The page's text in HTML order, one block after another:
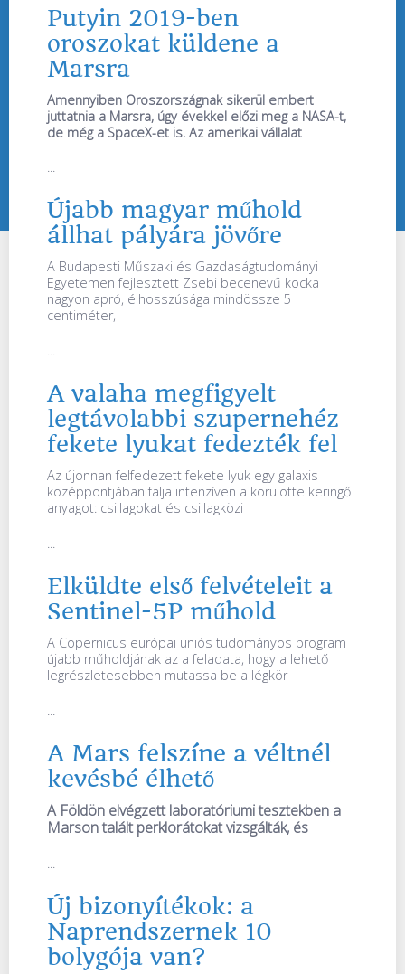
Putyin 2019-ben
oroszokat küldene a
Marsra
Amennyiben Oroszországnak sikerül embert
juttatnia a Marsra, úgy évekkel előzi meg a NASA-t,
de még a SpaceX-et is. Az amerikai vállalat
...
Újabb magyar műhold
állhat pályára jövőre
A Budapesti Műszaki és Gazdaságtudományi
Egyetemen fejlesztett Zsebi becenevű kocka
nagyon apró, élhosszúsága mindössze 5
centiméter,
...
A valaha megfigyelt
legtávolabbi szupernehéz
fekete lyukat fedezték fel
Az újonnan felfedezett fekete lyuk egy galaxis
középpontjában falja intenzíven a körülötte keringő
anyagot: csillagokat és csillagközi
...
Elküldte első felvételeit a
Sentinel-5P műhold
A Copernicus európai uniós tudományos program
újabb műholdjának az a feladata, hogy a lehető
legrészletesebben mutassa be a légkör
A Mars felszíne a véltnél
kevésbé élhető
A Földön elvégzett laboratóriumi tesztekben a
Marson talált perklorátokat vizsgálták, és
Új bizonyítékok: a
Naprendszernek 10
bolygója van?